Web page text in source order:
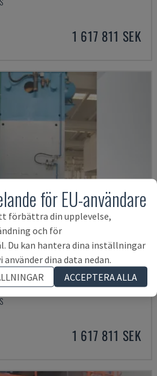
1 617 811 SEK
1 617 811 SEK
för EU-användare
förbättra din upplevelse,
och för
Du kan hantera dina inställningar
dina data nedan.
ACCEPTERA ALLA